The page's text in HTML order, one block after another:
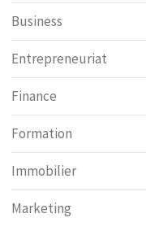
Business
Entrepreneuriat
Finance
Formation
Immobilier
Marketing